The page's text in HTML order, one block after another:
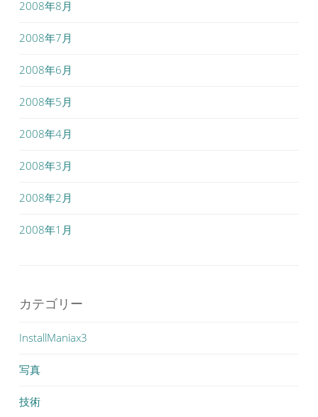
2008年8月
2008年7月
2008年6月
2008年5月
2008年4月
2008年3月
2008年2月
2008年1月
カテゴリー
InstallManiax3
写真
技術